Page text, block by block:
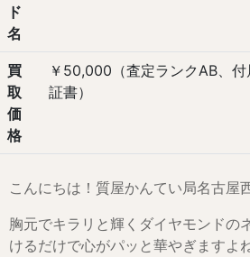
ド
名
買
取
価
格
￥50,000（査定ランクAB、
証書）
こんにちは！質屋かんてい局名古屋
胸元でキラリと輝くダイヤモンドの
けるだけで心がパッと華やぎますよ